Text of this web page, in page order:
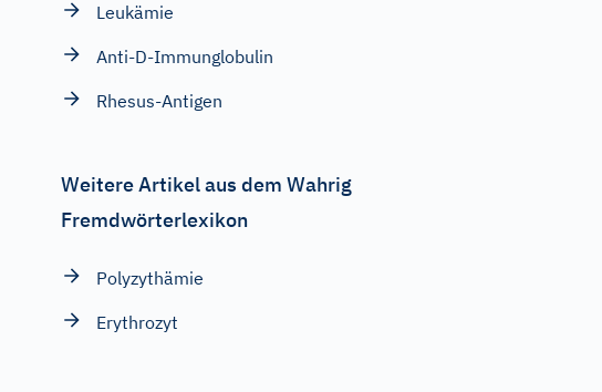
Leukämie
Anti-D-Immunglobulin
Rhesus-Antigen
Weitere Artikel aus dem Wahrig
Fremdwörterlexikon
Polyzythämie
Erythrozyt